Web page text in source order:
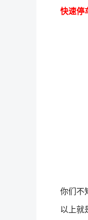
快速停
你们不知
以上就是